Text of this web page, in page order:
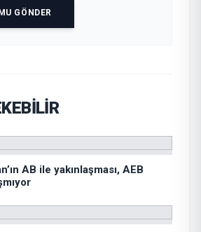
GÖNDER
AB ile yakınlaşması, AEB